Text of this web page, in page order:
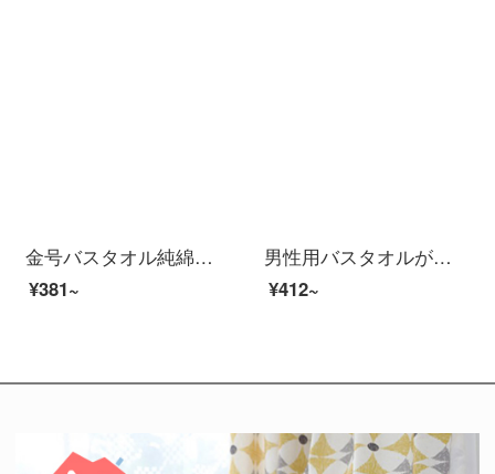
金号バスタオル純綿子供赤ちゃん用ソフトアニメ可愛い吸水速乾綿大タオル3130黄色1枚
¥381~
男性用バスタオルが超大型家庭用カップルは、タオルを綿の吸水速乾タオルより広くし、薄い灰色180*95 cm【英語の刺繍/強い吸水/タオル付き】
¥412~